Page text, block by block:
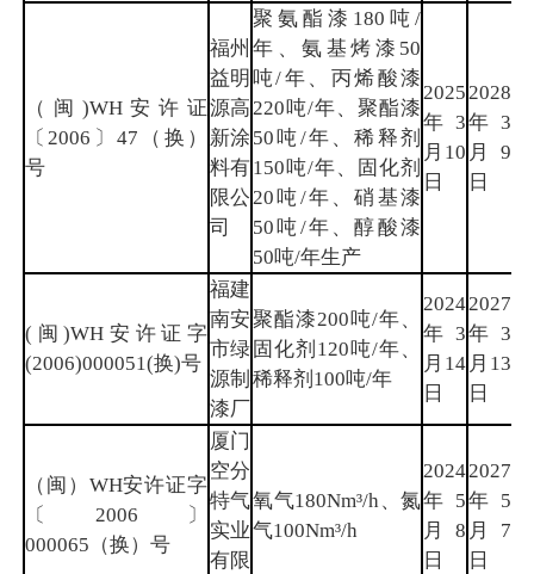
（闽)WH安许证
〔2006〕47（换）
号
福州
益明
源高
新涂
料有
限公
司
聚氨酯漆180吨/
年、氨基烤漆50
吨/年、丙烯酸漆
220吨/年、聚酯漆
50吨/年、稀释剂
150吨/年、固化剂
20吨/年、硝基漆
50吨/年、醇酸漆
50吨/年生产
2025
年3
月10
日
2028
年3
月9
日
(闽)WH安许证字
(2006)000051(换)号
福建
南安
市绿
源制
漆厂
聚酯漆200吨/年、
固化剂120吨/年、
稀释剂100吨/年
2024
年3
月14
日
2027
年3
月13
日
（闽）WH安许证字
〔2006〕
000065（换）号
厦门
空分
特气
实业
有限
氧气180Nm³/h、氮
气100Nm³/h
2024
年5
月8
日
2027
年5
月7
日